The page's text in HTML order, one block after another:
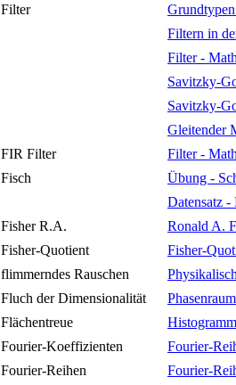
Filter
Filtern in
Filter -
Savitzky-
Savitzky-
Gleitender
FIR Filter
Filter -
Fisch
Übung -
Datensatz -
Fisher R.A.
Ronald A.
Fisher-Quotient
Fisher-
flimmerndes Rauschen
Fluch der Dimensionalität
Phasenraum
Flächentreue
Histogramm
Fourier-Koeffizienten
Fourier-
Fourier-Reihen
Fourier-